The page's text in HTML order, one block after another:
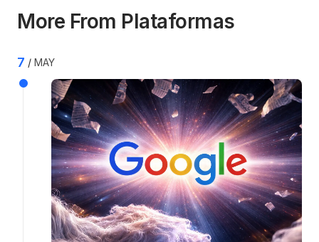
More From Plataformas
7 MAY